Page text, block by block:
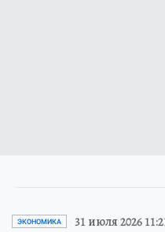
ЭКОНОМИКА 31 июля 2026